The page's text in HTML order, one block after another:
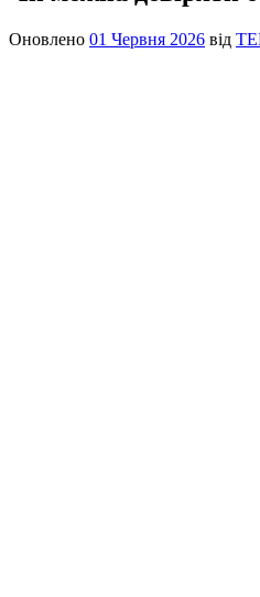
Оновлено 01 Червня 2026 від